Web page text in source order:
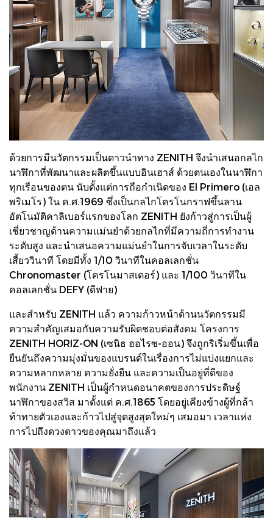
ด้วยการมีนวัตกรรมเป็นดาวนำทาง ZENITH จึงนำเสนอกลไก
นาฬิกาที่พัฒนาและผลิตขึ้นแบบอินเฮาส์ ด้วยตนเองในนาฬิกา
ทุกเรือนของตน นับตั้งแต่การถือกำเนิดของ El Primero (เอล
พริเมโร) ใน ค.ศ.1969 ซึ่งเป็นกลไกโครโนกราฟขึ้นลาน
อัตโนมัติคาลิเบอร์แรกของโลก ZENITH ยังก้าวสู่การเป็นผู้
เชี่ยวชาญด้านความแม่นยำด้วยกลไกที่มีความถี่การทำงาน
ระดับสูง และนำเสนอความแม่นยำในการจับเวลาในระดับ
เสี้ยววินาที โดยมีทั้ง 1/10 วินาทีในคอลเลกชั่น
Chronomaster (โครโนมาสเตอร์) และ 1/100 วินาทีใน
คอลเลกชั่น DEFY (ดีฟาย)
และสำหรับ ZENITH แล้ว ความก้าวหน้าด้านนวัตกรรมมี
ความสำคัญเสมอกับความรับผิดชอบต่อสังคม โครงการ
ZENITH HORIZ-ON (เซนิธ ฮอไรซ-ออน) จึงถูกริเริ่มขึ้นเพื่อ
ยืนยันถึงความมุ่งมั่นของแบรนด์ในเรื่องการไม่แบ่งแยกและ
ความหลากหลาย ความยั่งยืน และความเป็นอยู่ที่ดีของ
พนักงาน ZENITH เป็นผู้กำหนดอนาคตของการประดิษฐ์
นาฬิกาของสวิส มาตั้งแต่ ค.ศ.1865 โดยอยู่เคียงข้างผู้ที่กล้า
ท้าทายตัวเองและก้าวไปสู่จุดสูงสุดใหม่ๆ เสมอมา เวลาแห่ง
การไปถึงดวงดาวของคุณมาถึงแล้ว